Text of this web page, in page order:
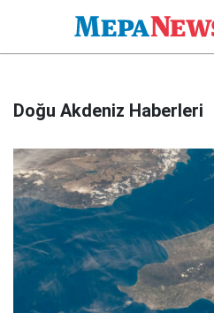
Doğu Akdeniz Haberleri